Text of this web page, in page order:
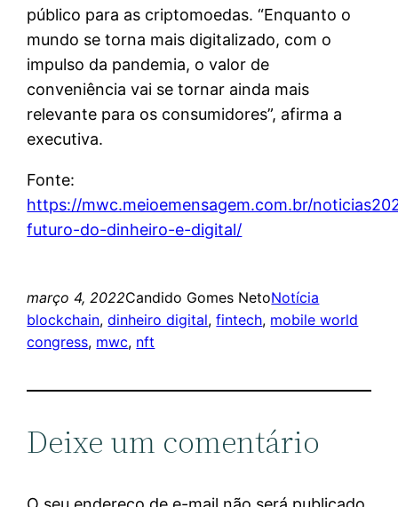
público para as criptomoedas. “Enquanto o
mundo se torna mais digitalizado, com o
impulso da pandemia, o valor de
conveniência vai se tornar ainda mais
relevante para os consumidores”, afirma a
executiva.
Fonte:
https://mwc.meioemensagem.com.br/
futuro-do-dinheiro-e-digital/
março 4, 2022Candido Gomes NetoNotícia
blockchain, dinheiro digital, fintech, mobile world
congress, mwc, nft
Deixe um comentário